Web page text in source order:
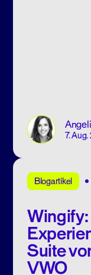
7.
Blogartikel
Suite
VWO